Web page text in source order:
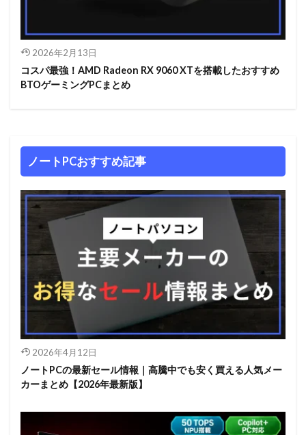
2026年2月13日
コスパ最強！AMD Radeon RX 9060 XTを搭載したおすすめ
BTOゲーミングPCまとめ
ノートPCおすすめ記事
2026年4月12日
ノートPCの最新セール情報｜高騰中でも安く買える人気メー
カーまとめ【2026年最新版】